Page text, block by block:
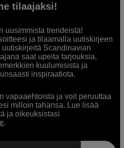
tilaajaksi!
uusimmista trendeistä!
ja tilaamalla uutiskirjeen
Scandinavian
saat upeita tarjouksia,
kuulumisista ja
inspiraatiota.
vapaaehtoista ja voit peruuttaa
milloin tahansa. Lue lisää
ja oikeuksistasi
.